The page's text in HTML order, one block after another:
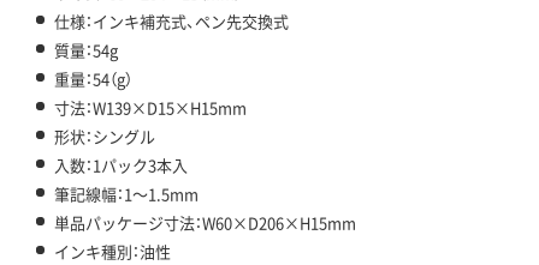
仕様：インキ補充式、ペン先交換式
質量：54g
重量：54（g）
寸法：W139×D15×H15mm
形状：シングル
入数：1パック3本入
筆記線幅：1～1.5mm
単品パッケージ寸法：W60×D206×H15mm
インキ種別：油性